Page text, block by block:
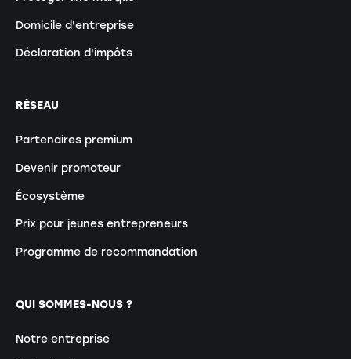
Domicile d'entreprise
Déclaration d'impôts
RÉSEAU
Partenaires premium
Devenir promoteur
Écosystème
Prix pour jeunes entrepreneurs
Programme de recommandation
QUI SOMMES-NOUS ?
Notre entreprise